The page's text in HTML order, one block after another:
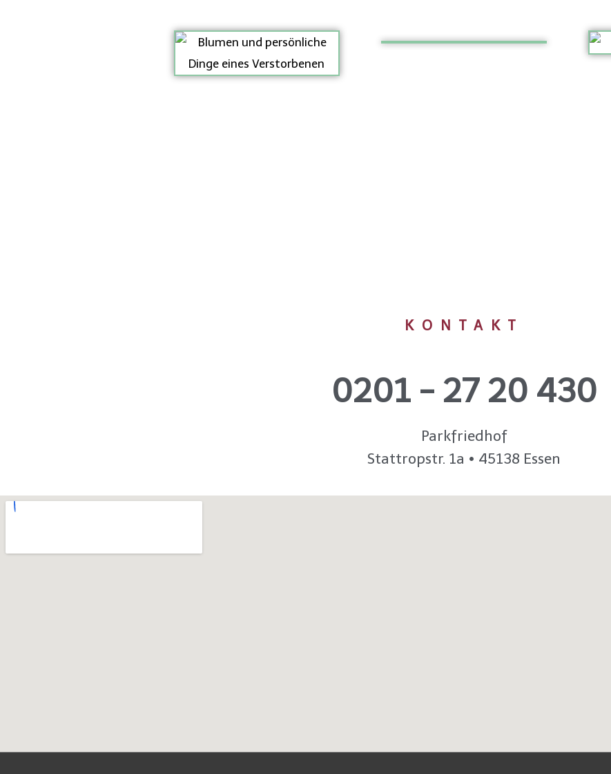
KONTAKT
0201 - 27 20 430
Parkfriedhof
Stattropstr. 1a • 45138 Essen